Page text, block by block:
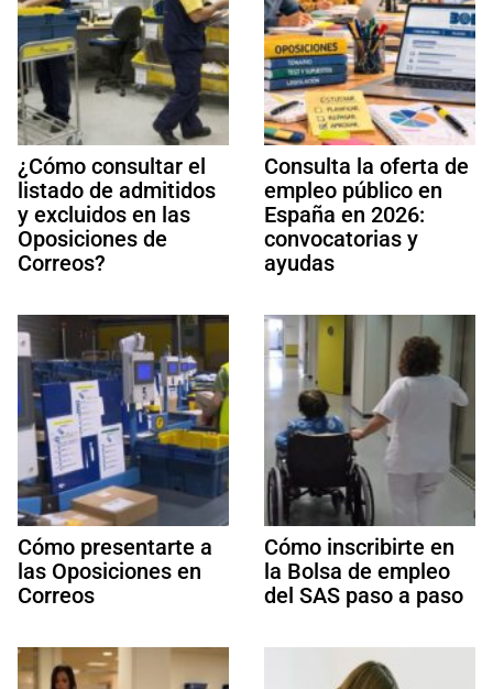
¿Cómo consultar el
listado de admitidos
y excluidos en las
Oposiciones de
Correos?
Consulta la oferta de
empleo público en
España en 2026:
convocatorias y
ayudas
Cómo presentarte a
las Oposiciones en
Correos
Cómo inscribirte en
la Bolsa de empleo
del SAS paso a paso